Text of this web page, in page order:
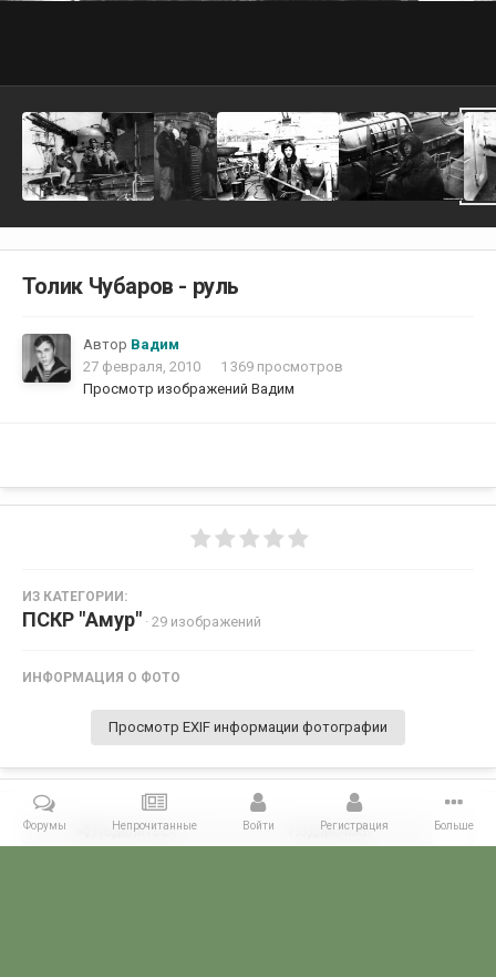
Толик Чубаров - руль
Автор Вадим
27 февраля, 2010
1 369 просмотров
Просмотр изображений Вадим
ИЗ КАТЕГОРИИ:
ПСКР "Амур" · 29 изображений
ИНФОРМАЦИЯ О ФОТО
Просмотр EXIF информации фотографии
Поделиться Подписчики 1
Форумы Непрочитанные Войти Регистрация Больше